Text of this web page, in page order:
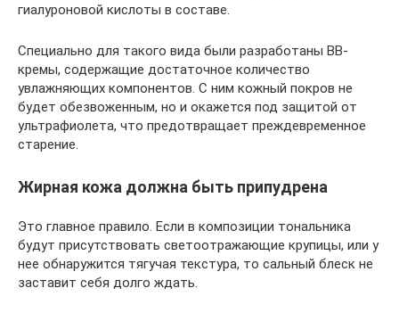
гиалуроновой кислоты в составе.
Специально для такого вида были разработаны BB-
кремы, содержащие достаточное количество
увлажняющих компонентов. С ним кожный покров не
будет обезвоженным, но и окажется под защитой от
ультрафиолета, что предотвращает преждевременное
старение.
Жирная кожа должна быть припудрена
Это главное правило. Если в композиции тональника
будут присутствовать светоотражающие крупицы, или у
нее обнаружится тягучая текстура, то сальный блеск не
заставит себя долго ждать.